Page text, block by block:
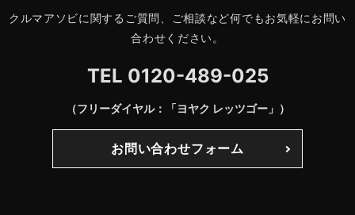
クルマアソビに関するご質問、ご相談など何でもお気軽にお問い
合わせください。
TEL 0120-489-025
（フリーダイヤル：「ヨヤク レッツゴー」）
お問い合わせフォーム